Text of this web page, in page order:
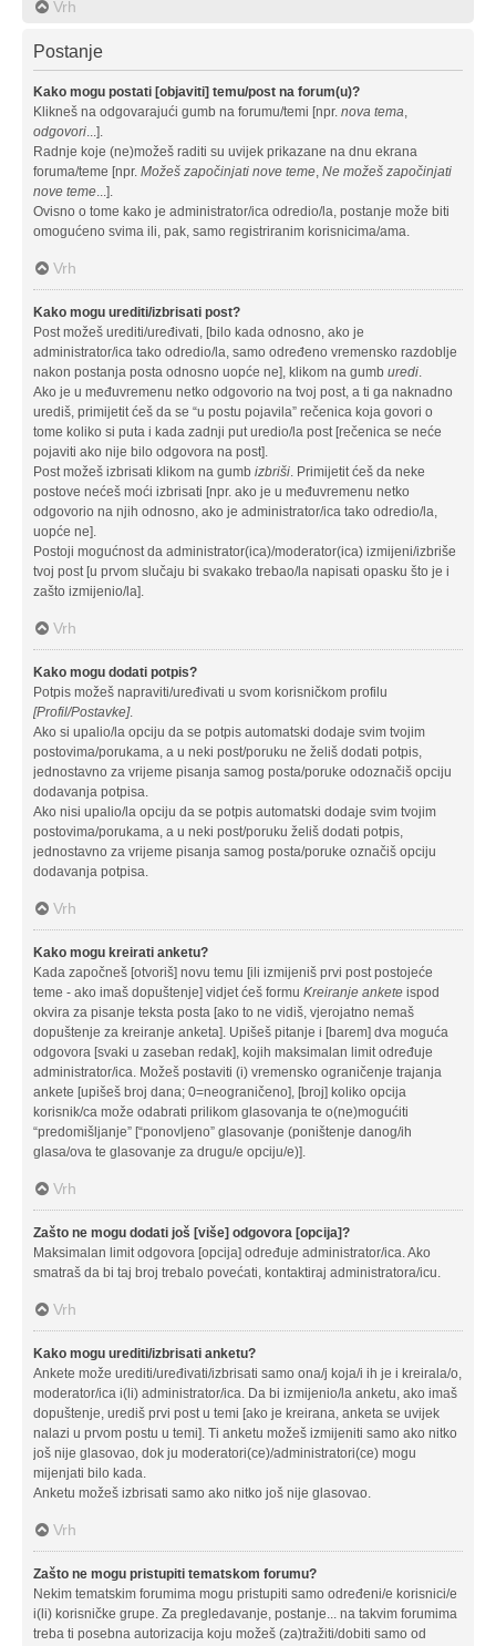
Vrh
Postanje
Kako mogu postati [objaviti] temu/post na forum(u)?
Klikneš na odgovarajući gumb na forumu/temi [npr. nova tema,
odgovori...].
Radnje koje (ne)možeš raditi su uvijek prikazane na dnu ekrana
foruma/teme [npr. Možeš započinjati nove teme, Ne možeš započinjati
nove teme...].
Ovisno o tome kako je administrator/ica odredio/la, postanje može biti
omogućeno svima ili, pak, samo registriranim korisnicima/ama.
Vrh
Kako mogu urediti/izbrisati post?
Post možeš urediti/uređivati, [bilo kada odnosno, ako je
administrator/ica tako odredio/la, samo određeno vremensko razdoblje
nakon postanja posta odnosno uopće ne], klikom na gumb uredi.
Ako je u međuvremenu netko odgovorio na tvoj post, a ti ga naknadno
urediš, primijetit ćeš da se “u postu pojavila” rečenica koja govori o
tome koliko si puta i kada zadnji put uredio/la post [rečenica se neće
pojaviti ako nije bilo odgovora na post].
Post možeš izbrisati klikom na gumb izbriši. Primijetit ćeš da neke
postove nećeš moći izbrisati [npr. ako je u međuvremenu netko
odgovorio na njih odnosno, ako je administrator/ica tako odredio/la,
uopće ne].
Postoji mogućnost da administrator(ica)/moderator(ica) izmijeni/izbriše
tvoj post [u prvom slučaju bi svakako trebao/la napisati opasku što je i
zašto izmijenio/la].
Vrh
Kako mogu dodati potpis?
Potpis možeš napraviti/uređivati u svom korisničkom profilu
[Profil/Postavke].
Ako si upalio/la opciju da se potpis automatski dodaje svim tvojim
postovima/porukama, a u neki post/poruku ne želiš dodati potpis,
jednostavno za vrijeme pisanja samog posta/poruke odoznačiš opciju
dodavanja potpisa.
Ako nisi upalio/la opciju da se potpis automatski dodaje svim tvojim
postovima/porukama, a u neki post/poruku želiš dodati potpis,
jednostavno za vrijeme pisanja samog posta/poruke označiš opciju
dodavanja potpisa.
Vrh
Kako mogu kreirati anketu?
Kada započneš [otvoriš] novu temu [ili izmijeniš prvi post postojeće
teme - ako imaš dopuštenje] vidjet ćeš formu Kreiranje ankete ispod
okvira za pisanje teksta posta [ako to ne vidiš, vjerojatno nemaš
dopuštenje za kreiranje anketa]. Upišeš pitanje i [barem] dva moguća
odgovora [svaki u zaseban redak], kojih maksimalan limit određuje
administrator/ica. Možeš postaviti (i) vremensko ograničenje trajanja
ankete [upišeš broj dana; 0=neograničeno], [broj] koliko opcija
korisnik/ca može odabrati prilikom glasovanja te o(ne)mogućiti
“predomišljanje” [“ponovljeno” glasovanje (poništenje danog/ih
glasa/ova te glasovanje za drugu/e opciju/e)].
Vrh
Zašto ne mogu dodati još [više] odgovora [opcija]?
Maksimalan limit odgovora [opcija] određuje administrator/ica. Ako
smatraš da bi taj broj trebalo povećati, kontaktiraj administratora/icu.
Vrh
Kako mogu urediti/izbrisati anketu?
Ankete može urediti/uređivati/izbrisati samo ona/j koja/i ih je i kreirala/o,
moderator/ica i(li) administrator/ica. Da bi izmijenio/la anketu, ako imaš
dopuštenje, urediš prvi post u temi [ako je kreirana, anketa se uvijek
nalazi u prvom postu u temi]. Ti anketu možeš izmijeniti samo ako nitko
još nije glasovao, dok ju moderatori(ce)/administratori(ce) mogu
mijenjati bilo kada.
Anketu možeš izbrisati samo ako nitko još nije glasovao.
Vrh
Zašto ne mogu pristupiti tematskom forumu?
Nekim tematskim forumima mogu pristupiti samo određeni/e korisnici/e
i(li) korisničke grupe. Za pregledavanje, postanje... na takvim forumima
treba ti posebna autorizacija koju možeš (za)tražiti/dobiti samo od